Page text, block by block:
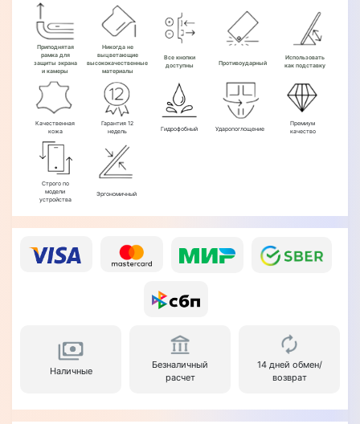
Приподнятая
рамка для
защиты экрана
и камеры
Никогда не
выцветающие
высококачественные
материалы
Все кнопки
доступны
Противоударный
Использовать
как подставку
Качественная
кожа
Гарантия 12
недель
Гидрофобный Ударопоглощение
Премиум
качество
Строго по
модели
устройства
Эргономичный
Наличные
Безналичный
расчет
14 дней обмен/
возврат